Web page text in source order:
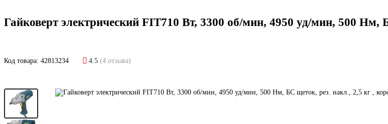
Гайковерт электрический FIT710 Вт, 3300 об/мин, 4950 уд/мин, 500 Нм,
Код товара: 42813234 4.5 (4 отзыва)